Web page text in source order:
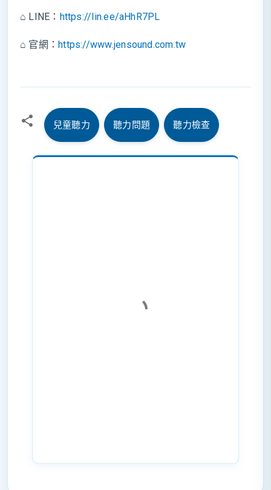
⌂ LINE： https://lin.ee/aHhR7PL
⌂ 官網： https://www.jensound.com.tw
兒童聽力 聽力問題 聽力檢查